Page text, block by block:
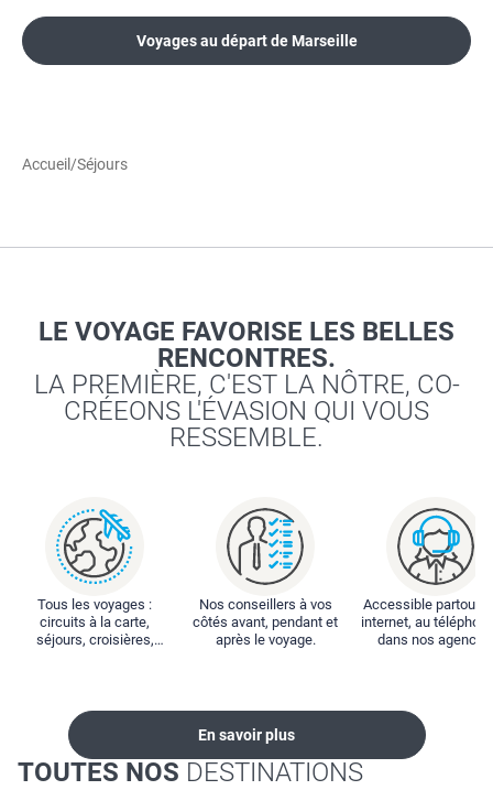
Voyages au départ de Marseille
Accueil/Séjours
LE VOYAGE FAVORISE LES BELLES
RENCONTRES.
LA PREMIÈRE, C'EST LA NÔTRE, CO-
CRÉEONS L'ÉVASION QUI VOUS
RESSEMBLE.
Tous les voyages :
circuits à la carte,
séjours, croisières,
Nos conseillers à vos
côtés avant, pendant et
après le voyage.
Accessible partout :
internet, au
dans nos
En savoir plus
TOUTES NOS DESTINATIONS